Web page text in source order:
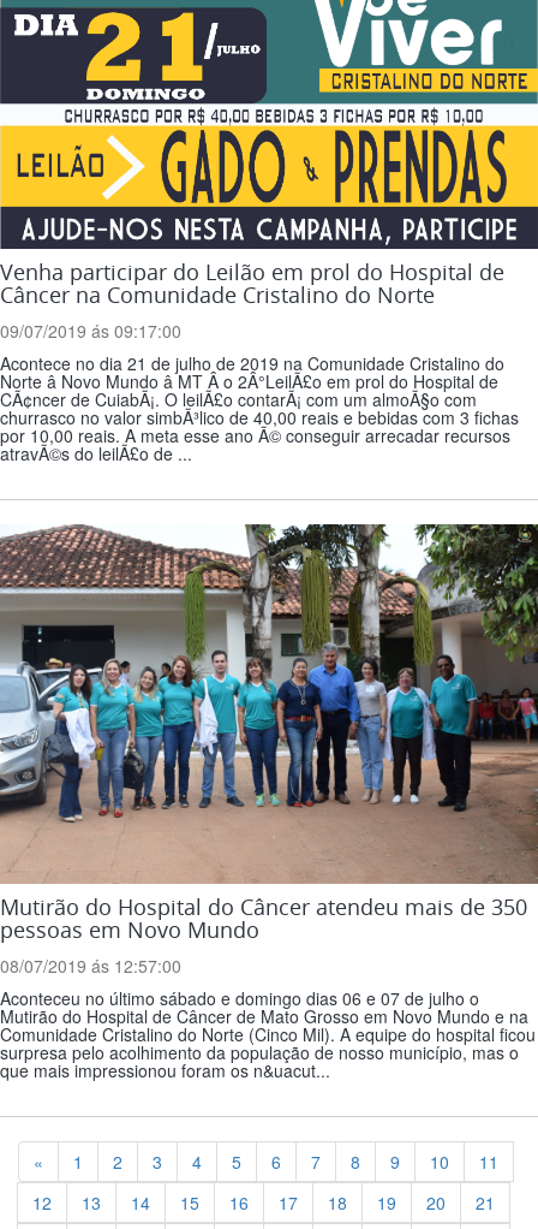
Venha participar do Leilão em prol do Hospital de
Câncer na Comunidade Cristalino do Norte
09/07/2019 ás 09:17:00
Acontece no dia 21 de julho de 2019 na Comunidade Cristalino do
Norte â Novo Mundo â MT Â o 2Â°LeilÃ£o em prol do Hospital de
CÃ¢ncer de CuiabÃ¡. O leilÃ£o contarÃ¡ com um almoÃ§o com
churrasco no valor simbÃ³lico de 40,00 reais e bebidas com 3 fichas
por 10,00 reais. A meta esse ano Ã© conseguir arrecadar recursos
atravÃ©s do leilÃ£o de ...
Mutirão do Hospital do Câncer atendeu mais de 350
pessoas em Novo Mundo
08/07/2019 ás 12:57:00
Aconteceu no último sábado e domingo dias 06 e 07 de julho o
Mutirão do Hospital de Câncer de Mato Grosso em Novo Mundo e na
Comunidade Cristalino do Norte (Cinco Mil). A equipe do hospital ficou
surpresa pelo acolhimento da população de nosso município, mas o
que mais impressionou foram os n&uacut...
« Previous
1 2 3 4 5 6 7 8 9 10
11
12
13 14 15 16 17 18 19 20 21